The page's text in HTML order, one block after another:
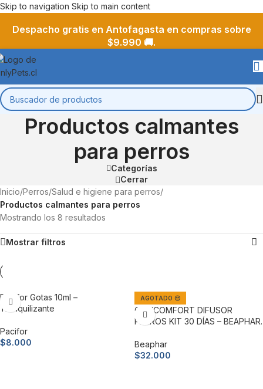
Skip to navigation Skip to main content
Despacho gratis en Antofagasta en compras sobre
$9.990 🚚.
Productos calmantes
para perros
Categorías
Cerrar
Inicio/Perros/Salud e higiene para perros/
Productos calmantes para perros
Mostrando los 8 resultados
Mostrar filtros
Pacifor Gotas 10ml –
Tranquilizante
Pacifor
$8.000
AGOTADO 😔
CANICOMFORT DIFUSOR
PERROS KIT 30 DÍAS – BEAPHAR.
Beaphar
$32.000